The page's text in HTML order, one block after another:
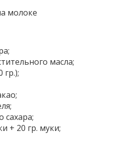
масла;
гр.);
сахара;
+ 20 гр. муки;